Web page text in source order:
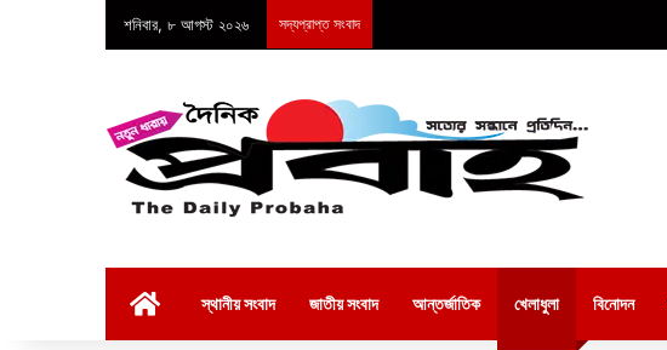
শনিবার, ৮ আগস্ট ২০২৬ সদ্যপ্রাপ্ত সংবাদ
স্থানীয় সংবাদ জাতীয় সংবাদ আন্তর্জাতিক খেলাধুলা বিনোদন